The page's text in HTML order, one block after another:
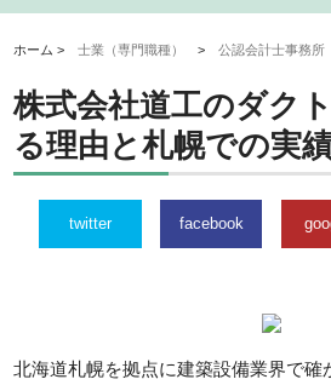
ホーム >士業（専門職種） >公認会計士事務所
株式会社道工のダク
る理由と札幌での実
twitter facebook
北海道札幌を拠点に建築設備業界で確